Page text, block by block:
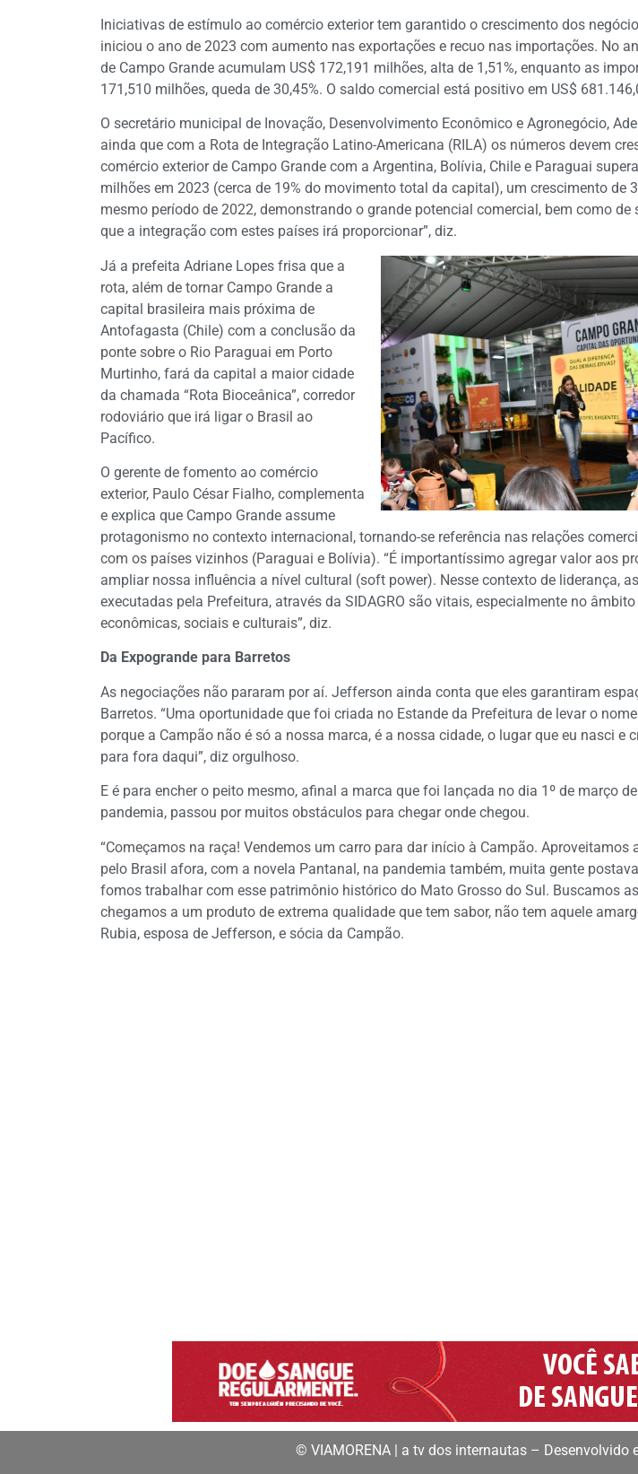
Iniciativas de estímulo ao comércio exterior tem garantido o crescimento dos
iniciou o ano de 2023 com aumento nas exportações e recuo nas importações. No
de Campo Grande acumulam US$ 172,191 milhões, alta de 1,51%, enquanto as
171,510 milhões, queda de 30,45%. O saldo comercial está positivo em US$
O secretário municipal de Inovação, Desenvolvimento Econômico e Agronegócio,
ainda que com a Rota de Integração Latino-Americana (RILA) os números devem
comércio exterior de Campo Grande com a Argentina, Bolívia, Chile e Paraguai
milhões em 2023 (cerca de 19% do movimento total da capital), um crescimento de
mesmo período de 2022, demonstrando o grande potencial comercial, bem como de
que a integração com estes países irá proporcionar”, diz.
Já a prefeita Adriane Lopes frisa que a
rota, além de tornar Campo Grande a
capital brasileira mais próxima de
Antofagasta (Chile) com a conclusão da
ponte sobre o Rio Paraguai em Porto
Murtinho, fará da capital a maior cidade
da chamada “Rota Bioceânica”, corredor
rodoviário que irá ligar o Brasil ao
Pacífico.
O gerente de fomento ao comércio
exterior, Paulo César Fialho, complementa
e explica que Campo Grande assume
protagonismo no contexto internacional, tornando-se referência nas relações
com os países vizinhos (Paraguai e Bolívia). “É importantíssimo agregar valor aos
ampliar nossa influência a nível cultural (soft power). Nesse contexto de liderança,
executadas pela Prefeitura, através da SIDAGRO são vitais, especialmente no
econômicas, sociais e culturais”, diz.
Da Expogrande para Barretos
As negociações não pararam por aí. Jefferson ainda conta que eles garantiram
Barretos. “Uma oportunidade que foi criada no Estande da Prefeitura de levar o
porque a Campão não é só a nossa marca, é a nossa cidade, o lugar que eu nasci e
para fora daqui”, diz orgulhoso.
E é para encher o peito mesmo, afinal a marca que foi lançada no dia 1º de março
pandemia, passou por muitos obstáculos para chegar onde chegou.
“Começamos na raça! Vendemos um carro para dar início à Campão. Aproveitamos
pelo Brasil afora, com a novela Pantanal, na pandemia também, muita gente
fomos trabalhar com esse patrimônio histórico do Mato Grosso do Sul. Buscamos
chegamos a um produto de extrema qualidade que tem sabor, não tem aquele
Rubia, esposa de Jefferson, e sócia da Campão.
© VIAMORENA | a tv dos internautas – Desenvolvido